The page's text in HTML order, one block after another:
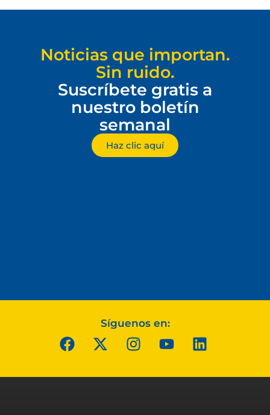
Noticias que importan.
Sin ruido.
Suscríbete gratis a
nuestro boletín
semanal
Haz clic aquí
Síguenos en: